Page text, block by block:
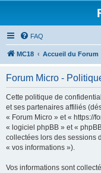
FAQ
MC18 Accueil du Forum
Forum Micro -
Cette politique de
et ses partenaires affiliés
« Forum Micro » et « https://
« logiciel phpBB » et «
collectées lors des sessions
« vos informations »).
Vos informations sont